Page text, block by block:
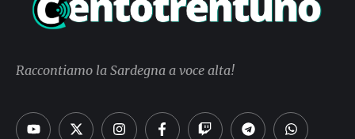
Raccontiamo la Sardegna a voce alta!